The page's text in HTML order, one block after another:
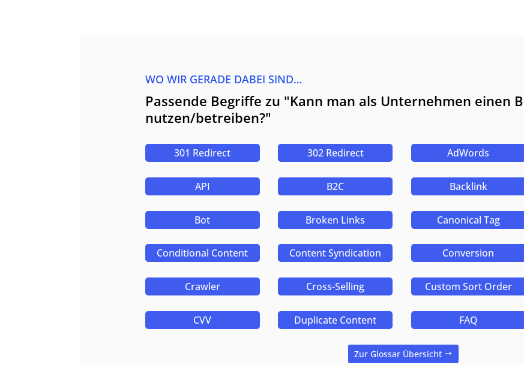
WO WIR GERADE DABEI SIND…
Passende Begriffe zu "Kann man als Unternehmen einen
nutzen/betreiben?"
301 Redirect 302 Redirect AdWords
API B2C Backlink
Bot Broken Links Canonical Tag
Conditional Content Content Syndication Conversion
Crawler Cross-Selling Custom Sort Order
CVV Duplicate Content FAQ
Zur Glossar Übersicht